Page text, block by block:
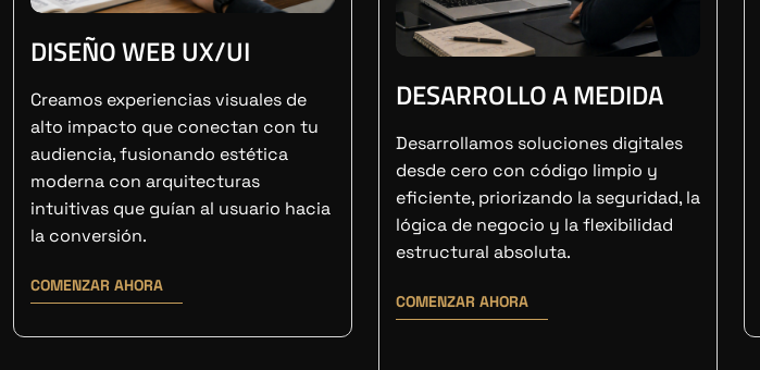
DISEÑO WEB UX/UI
Creamos experiencias visuales de
alto impacto que conectan con tu
audiencia, fusionando estética
moderna con arquitecturas
intuitivas que guían al usuario hacia
la conversión.
COMENZAR AHORA
DESARROLLO A MEDIDA
Desarrollamos soluciones digitales
desde cero con código limpio y
eficiente, priorizando la seguridad, la
lógica de negocio y la flexibilidad
estructural absoluta.
COMENZAR AHORA